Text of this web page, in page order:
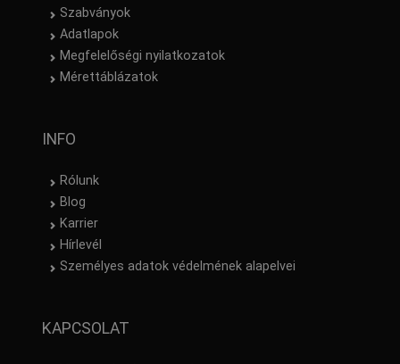
Szabványok
Adatlapok
Megfelelőségi nyilatkozatok
Mérettáblázatok
INFO
Rólunk
Blog
Karrier
Hírlevél
Személyes adatok védelmének alapelvei
KAPCSOLAT